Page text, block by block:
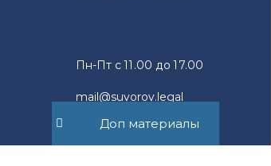
Доп материалы
Пн-Пт с 11.00 до 17.00
mail@suvorov.legal
117279, г. Москва,
ул. Профсоюзная, д. 93А,